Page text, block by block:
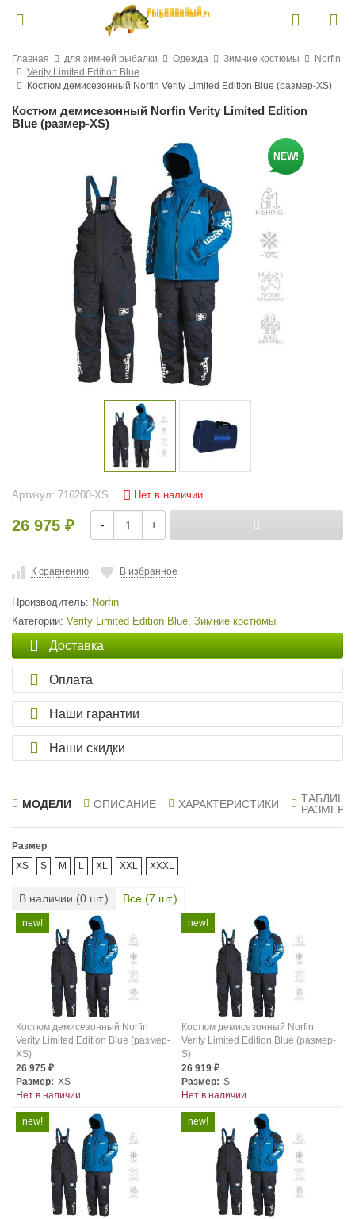
Главная для зимней рыбалки Одежда Зимние костюмы
Norfin
Verity Limited Edition Blue
Костюм демисезонный Norfin Verity Limited Edition Blue (размер-XS)
Костюм демисезонный Norfin Verity Limited Edition
Blue (размер-XS)
NEW!
Артикул: 716200-XS Нет в наличии
26 975 ₽ - +
К сравнению В избранное
Производитель: Norfin
Категории: Verity Limited Edition Blue, Зимние костюмы
Доставка
Оплата
Наши гарантии
Наши скидки
МОДЕЛИ ОПИСАНИЕ ХАРАКТЕРИСТИКИ
ТАБЛИЦА
Размер
XS
S M L XL XXL XXXL
В наличии (0 шт.) Все (7 шт.)
Костюм демисезонный Norfin
Verity Limited Edition Blue (размер-
XS)
26 975 ₽
Размер: XS
Нет в наличии
Костюм демисезонный Norfin
Verity Limited Edition Blue (размер-
S)
26 919 ₽
Размер: S
Нет в наличии